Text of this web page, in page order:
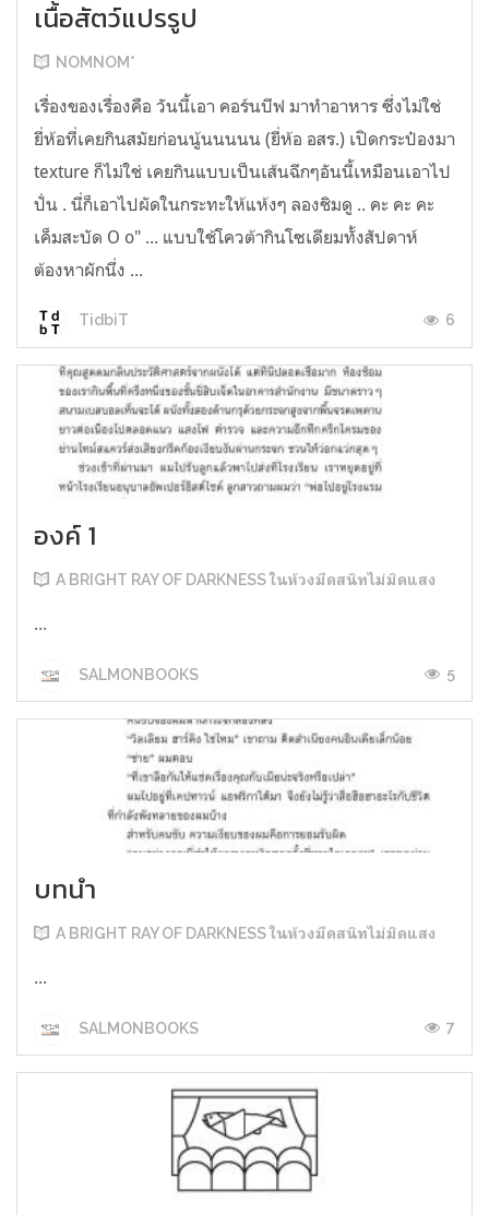
เนื้อสัตว์แปรรูป
NOMNOM*
เรื่องของเรื่องคือ วันนี้เอา คอร์นบีฟ มาทำอาหาร ซึ่งไม่ใช่
ยี่ห้อที่เคยกินสมัยก่อนนู้นนนนน (ยี่ห้อ อสร.) เปิดกระป๋องมา
texture ก็ไม่ใช่ เคยกินแบบเป็นเส้นฉีกๆอันนี้เหมือนเอาไป
ปั่น . นี่ก็เอาไปผัดในกระทะให้แห้งๆ ลองชิมดู .. คะ คะ คะ
เค็มสะบัด O o" ... แบบใช้โควต้ากินโซเดียมทั้งสัปดาห์
ต้องหาผักนึ่ง ...
TidbiT 6
องค์ 1
A BRIGHT RAY OF DARKNESS ในห้วงมืดสนิทไม่มิดแสง
...
SALMONBOOKS 5
บทนำ
A BRIGHT RAY OF DARKNESS ในห้วงมืดสนิทไม่มิดแสง
...
SALMONBOOKS 7